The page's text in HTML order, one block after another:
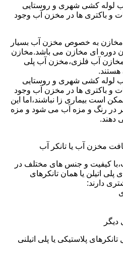
آب لوله کشی شهری و روستایی
و باکتری ها در مخزن آب وجود
مخازن به خصوص مخزن آب بسیار
دوره ای مخازن می باشد.مخازن
آب فلزی،مخزن آب پلی
هستند.
آب لوله کشی شهری و روستایی
و باکتری ها در مخزن آب وجود
است بیماری زا نباشند،اما این
در رنگ و مزه آب می شود و مزه
دهند.
مخزن آب یا تانکر آب
کیفیت و جنس های مختلف در
اتیلن یا همان تانکرهای
دارند:
پلاستیکی یا پلی اتیلنی